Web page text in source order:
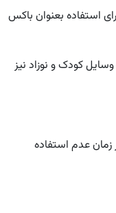
برای استفاده بعنوان باکس
وسایل کودک و نوزاد نیز
عدم استفاده